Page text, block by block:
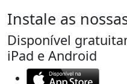
Instale as
Disponível
iPad e Android